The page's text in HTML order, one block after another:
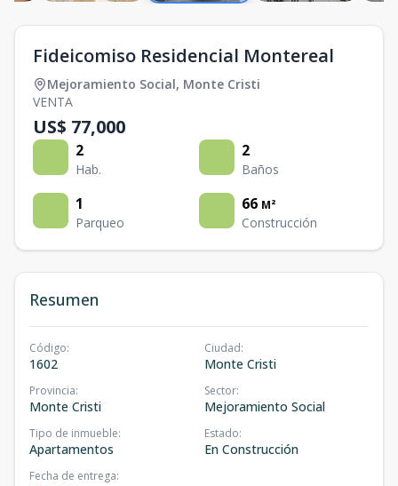
Fideicomiso Residencial Montereal
Mejoramiento Social, Monte Cristi
VENTA
US$ 77,000
2
Hab.
2
Baños
1
Parqueo
66 M²
Construcción
Resumen
Código:
1602
Ciudad:
Monte Cristi
Provincia:
Monte Cristi
Sector:
Mejoramiento Social
Tipo de inmueble:
Apartamentos
Estado:
En Construcción
Fecha de entrega: